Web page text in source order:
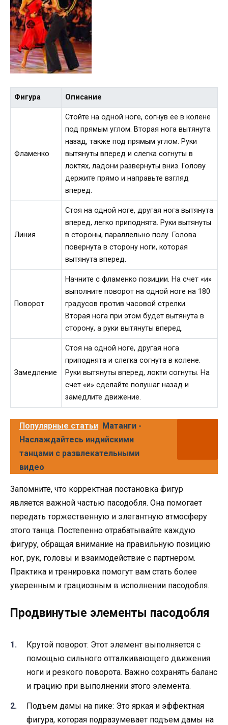
Фигура Описание
Фламенко
Стойте на одной ноге, согнув ее в колене
под прямым углом. Вторая нога вытянута
назад, также под прямым углом. Руки
вытянуты вперед и слегка согнуты в
локтях, ладони развернуты вниз. Голову
держите прямо и направьте взгляд
вперед.
Линия
Стоя на одной ноге, другая нога вытянута
вперед, легко приподнята. Руки вытянуты
в стороны, параллельно полу. Голова
повернута в сторону ноги, которая
вытянута вперед.
Поворот
Начните с фламенко позиции. На счет «и»
выполните поворот на одной ноге на 180
градусов против часовой стрелки.
Вторая нога при этом будет вытянута в
сторону, а руки вытянуты вперед.
Замедление
Стоя на одной ноге, другая нога
приподнята и слегка согнута в колене.
Руки вытянуты вперед, локти согнуты. На
счет «и» сделайте полушаг назад и
замедлите движение.
Популярные статьи Матанги -
Наслаждайтесь индийскими
танцами с развлекательными
видео
Запомните, что корректная постановка фигур
является важной частью пасодобля. Она помогает
передать торжественную и элегантную атмосферу
этого танца. Постепенно отрабатывайте каждую
фигуру, обращая внимание на правильную позицию
ног, рук, головы и взаимодействие с партнером.
Практика и тренировка помогут вам стать более
уверенным и грациозным в исполнении пасодобля.
Продвинутые элементы пасодобля
Крутой поворот: Этот элемент выполняется с
помощью сильного отталкивающего движения
ноги и резкого поворота. Важно сохранять баланс
и грацию при выполнении этого элемента.
Подъем дамы на пике: Это яркая и эффектная
фигура, которая подразумевает подъем дамы на